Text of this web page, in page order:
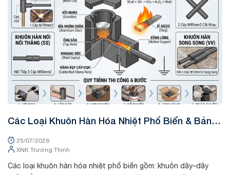
Các Loại Khuôn Hàn Hóa Nhiệt Phổ Biến & Bảng
25/07/2026
XNK Trường Thịnh
Các loại khuôn hàn hóa nhiệt phổ biến gồm: khuôn dây–dây